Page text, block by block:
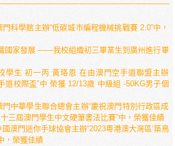
科學館主辦“低碳城市編程機械挑戰賽 2.0”中，
國家發展 ——我校組織初三畢業生到廣州進行畢
學生 初一丙 黃珞恩 在由澳門空手道聯盟主辦
道校際盃”中 榮獲 12/13歲 中級組 -50KG男子個
門中華學生聯合總會主辦“慶祝澳門特別行政區成
三屆澳門學生中文硬筆書法比賽”中，榮獲佳績
澳門迷你手球協會主辦“2023粵港澳大灣區‘築鳥
，榮獲佳績